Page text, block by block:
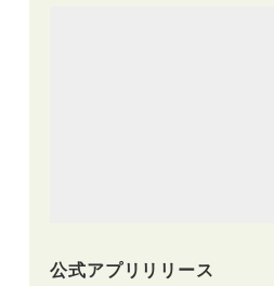
公式アプリリリース